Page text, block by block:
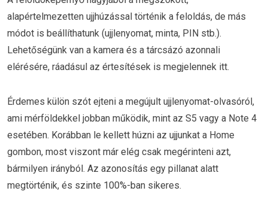
alapértelmezetten ujjhúzással történik a feloldás, de más
módot is beállíthatunk (ujjlenyomat, minta, PIN stb.).
Lehetőségünk van a kamera és a tárcsázó azonnali
elérésére, ráadásul az értesítések is megjelennek itt.
Érdemes külön szót ejteni a megújult ujjlenyomat-olvasóról,
ami mérföldekkel jobban működik, mint az S5 vagy a Note 4
esetében. Korábban le kellett húzni az ujjunkat a Home
gombon, most viszont már elég csak megérinteni azt,
bármilyen irányból. Az azonosítás egy pillanat alatt
megtörténik, és szinte 100%-ban sikeres.